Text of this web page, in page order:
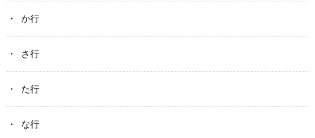
か行
さ行
た行
な行